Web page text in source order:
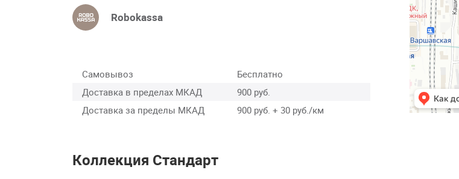
Robokassa
Самовывоз
Бесплатно
Доставка в пределах МКАД
900 руб.
Доставка за пределы МКАД
900 руб. + 30 руб./км
Коллекция Стандарт